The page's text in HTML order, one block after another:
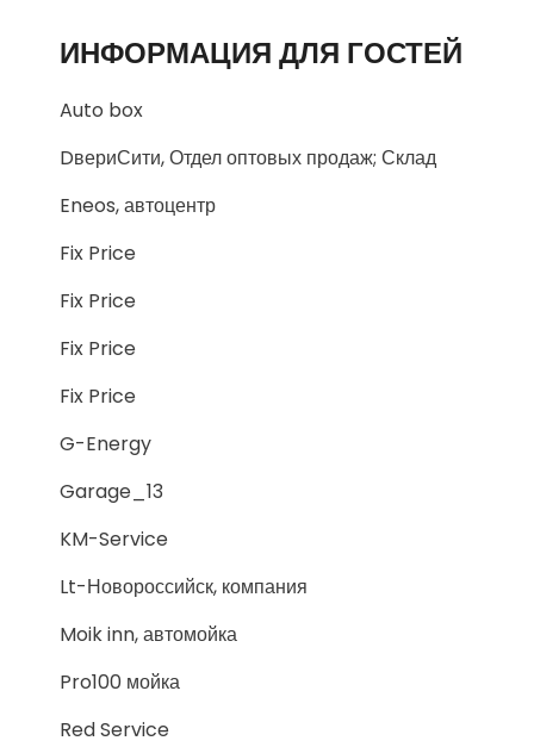
ИНФОРМАЦИЯ ДЛЯ ГОСТЕЙ
Auto box
DвериСити, Отдел оптовых продаж; Склад
Eneos, автоцентр
Fix Price
Fix Price
Fix Price
Fix Price
G-Energy
Garage_13
KM-Service
Lt-Новороссийск, компания
Moik inn, автомойка
Pro100 мойка
Red Service